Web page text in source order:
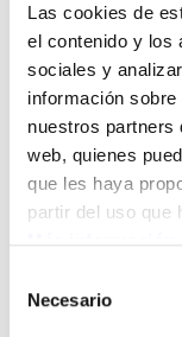
Las cookies de
el contenido y los
sociales y
información
nuestros partners
web, quienes
que les haya
partir del uso que
Necesario
La presente
conocer los
Servicios, S.L..
exigido en la Ley
página
pertenece a
B22324644y
Servicios, S.L.